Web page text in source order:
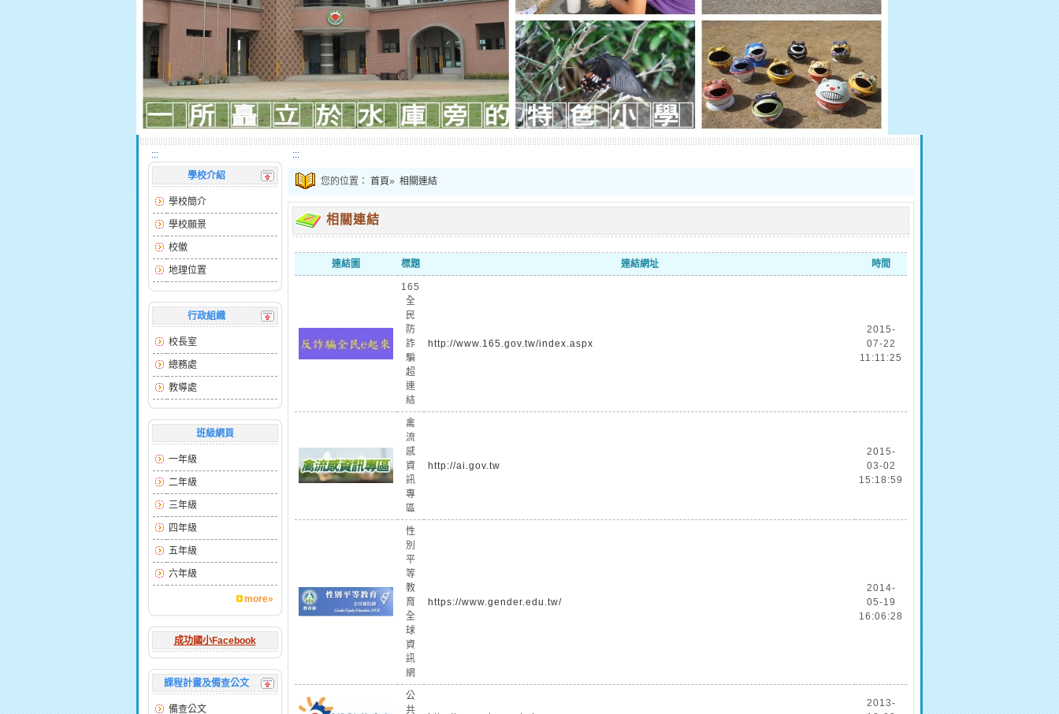
:::
學校介紹
學校簡介
學校願景
校徽
地理位置
行政組織
校長室
總務處
教導處
班級網頁
一年級
二年級
三年級
四年級
五年級
六年級
more»
成功國小Facebook
課程計畫及備查公文
備查公文
:::
您的位置： 首頁» 相關連結
相關連結
連結圖 標題 連結網址 時間
165
全
民
防
詐
騙
超
連
結
http://www.165.gov.tw/index.aspx
2015-
07-22
11:11:25
禽
流
感
資
訊
專
區
http://ai.gov.tw
2015-
03-02
15:18:59
性
別
平
等
教
育
全
球
資
訊
網
https://www.gender.edu.tw/
2014-
05-19
16:06:28
公
共
2013-